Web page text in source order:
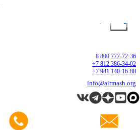
8 800 777-72-36
+7 812 386-34-02
+7 981 140-16-88
info@airmash.org